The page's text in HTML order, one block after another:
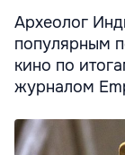
Археолог
популярным
кино по
журналом